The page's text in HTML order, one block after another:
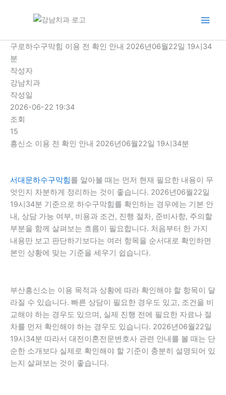
로 구로하수구막힘 이용 전 확인 안내 2026년06월22일 19시34
분
작성자
강남치과
작성일
2026-06-22 19:34
조회
15
흥신소 이용 전 확인 안내 2026년06월22일 19시34분
서대문하수구막힘를 알아볼 때는 먼저 현재 필요한 내용이 무
엇인지 차분하게 정리하는 것이 좋습니다. 2026년06월22일
19시34분 기준으로 하수구막힘를 확인하는 경우에는 기본 안
내, 상담 가능 여부, 비용과 조건, 진행 절차, 준비사항, 주의할
부분을 함께 살펴보는 흐름이 필요합니다. 처음부터 한 가지
내용만 보고 판단하기보다는 여러 항목을 순서대로 확인하면
본인 상황에 맞는 기준을 세우기 쉽습니다.
부산흥신소는 이용 목적과 상황에 따라 확인해야 할 항목이 달
라질 수 있습니다. 빠른 상담이 필요한 경우도 있고, 조건을 비
교해야 하는 경우도 있으며, 실제 진행 전에 필요한 자료나 절
차를 먼저 확인해야 하는 경우도 있습니다. 2026년06월22일
19시34분 따라서 대전이혼전문변호사 관련 안내를 볼 때는 단
순한 소개보다 실제로 확인해야 할 기준이 충분히 설명되어 있
는지 살펴보는 것이 좋습니다.